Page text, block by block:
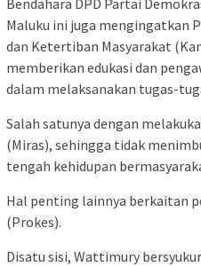
Maluku ini juga mengingatkan
dan Ketertiban Masyarakat
memberikan edukasi dan
dalam melaksanakan tugas-
Salah satunya dengan
(Miras), sehingga tidak
tengah kehidupan
Hal penting lainnya berkaitan
(Prokes).
Disatu sisi, Wattimury